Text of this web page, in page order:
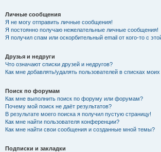
Личные сообщения
Я не могу отправить личные сообщения!
Я постоянно получаю нежелательные личные сообщения!
Я получил спам или оскорбительный email от кого-то с
Друзья и недруги
Что означают списки друзей и недругов?
Как мне добавлять/удалять пользователей в списках
Поиск по форумам
Как мне выполнить поиск по форуму или форумам?
Почему мой поиск не даёт результатов?
В результате моего поиска я получил пустую страницу!
Как мне найти пользователя конференции?
Как мне найти свои сообщения и созданные мной темы?
Подписки и закладки